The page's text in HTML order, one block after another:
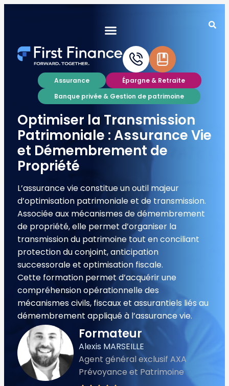
Assurance
Épargne & Retraite
Banque privée & Gestion de patrimoine
Optimiser la Transmission
Patrimoniale : Assurance Vie
et Démembrement de
Propriété
L’assurance vie constitue un outil majeur
d’optimisation patrimoniale et de transmission.
Associée aux mécanismes de démembrement
de propriété, elle permet d’organiser la
transmission du patrimoine tout en conciliant
protection du conjoint, anticipation
successorale et optimisation fiscale.
Cette formation permet d’acquérir une
compréhension opérationnelle des
mécanismes civils, fiscaux et assurantiels liés au
démembrement appliqué à l’assurance vie.
Formateur
Alexis MARSEILLE
Agent général exclusif AXA
Prévoyance et Patrimoine